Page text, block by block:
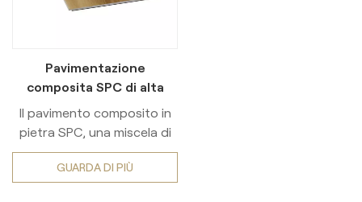
Pavimentazione
composita SPC di alta
qualità, elegante e di
facile manutenzione
Il pavimento composito in
pietra SPC, una miscela di
polvere di calcare, PVC e
stabilizzanti, è
GUARDA DI PIÙ